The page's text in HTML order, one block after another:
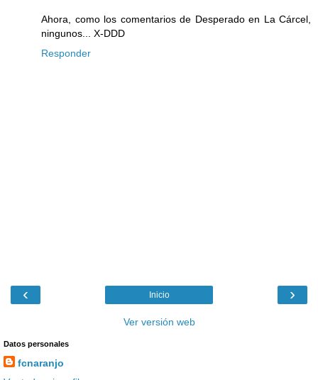
Ahora, como los comentarios de Desperado en La Cárcel,
ningunos... X-DDD
Responder
‹ ›
Inicio
Ver versión web
Datos personales
fcnaranjo